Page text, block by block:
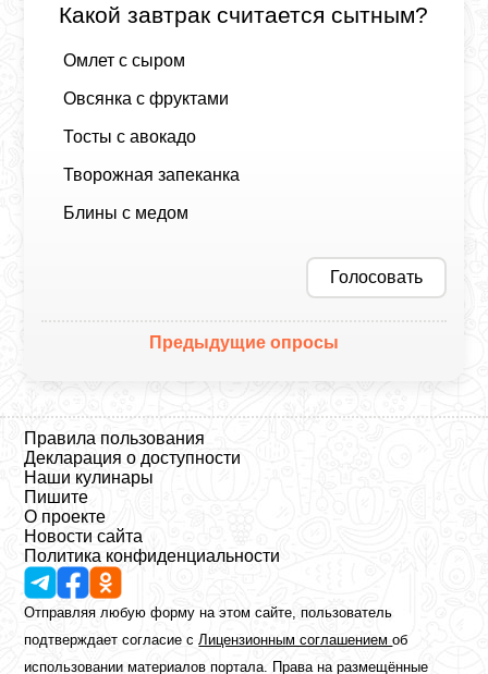
Какой завтрак считается сытным?
Омлет с сыром
Овсянка с фруктами
Тосты с авокадо
Творожная запеканка
Блины с медом
Голосовать
Предыдущие опросы
Правила пользования
Декларация о доступности
Наши кулинары
Пишите
О проекте
Новости сайта
Политика конфиденциальности
Отправляя любую форму на этом сайте, пользователь
подтверждает согласие сЛицензионным соглашениемоб
использовании материалов портала. Права на размещённые